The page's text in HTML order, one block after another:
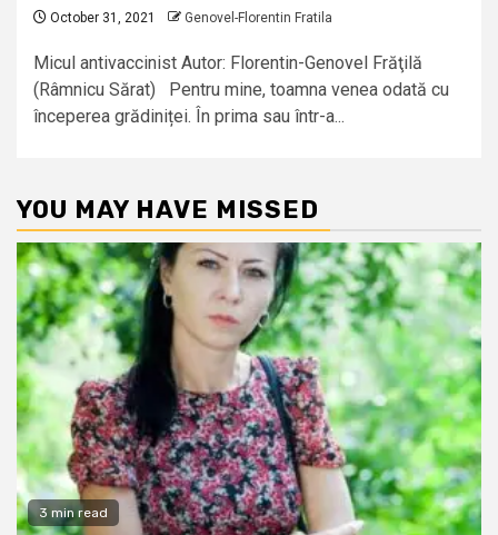
October 31, 2021 Genovel-Florentin Fratila
Micul antivaccinist Autor: Florentin-Genovel Frăţilă
(Râmnicu Sărat) Pentru mine, toamna venea odată cu
începerea grădiniței. În prima sau într-a...
YOU MAY HAVE MISSED
3 min read